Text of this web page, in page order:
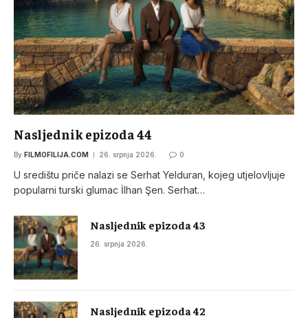
Nasljednik epizoda 44
By FILMOFILIJA.COM 26. srpnja 2026. 0
U središtu priče nalazi se Serhat Yelduran, kojeg utjelovljuje
popularni turski glumac İlhan Şen. Serhat…
Nasljednik epizoda 43
26. srpnja 2026.
Nasljednik epizoda 42